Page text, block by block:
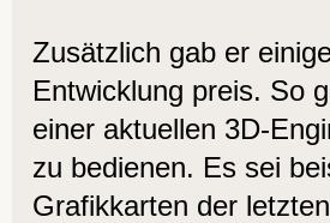
Zusätzlich gab er
Entwicklung preis. So
einer aktuellen 3D-
zu bedienen. Es sei
Grafikkarten der